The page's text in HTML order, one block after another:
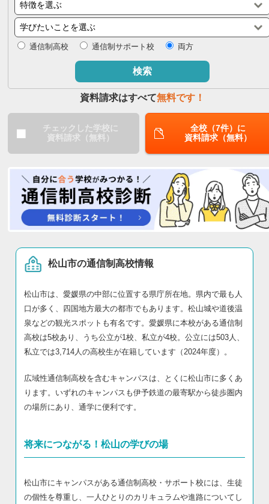
四国 九州・沖縄
閉じる
通信制高校 通信制サポート校 両方
検索
資料請求はすべて無料です！
チェックした学校に
資料請求（無料）
全校（7件）に
資料請求（無料）
松山市の通信制高校情報
松山市は、愛媛県の中部に位置する県庁所在地。県内で最も人
口が多く、四国地方最大の都市でもあります。松山城や道後温
泉などの観光スポットも有名です。愛媛県に本校がある通信制
高校は5校あり、うち公立が1校、私立が4校。公立には503人、
私立では3,714人の高校生が在籍しています（2024年度）。
広域性通信制高校を含むキャンパスは、とくに松山市に多くあ
ります。いずれのキャンパスも伊予鉄道の最寄駅から徒歩圏内
の場所にあり、通学に便利です。
将来につながる！松山の学びの場
松山市にキャンパスがある通信制高校・サポート校には、生徒
の個性を尊重し、一人ひとりのカリキュラムや進路についてし